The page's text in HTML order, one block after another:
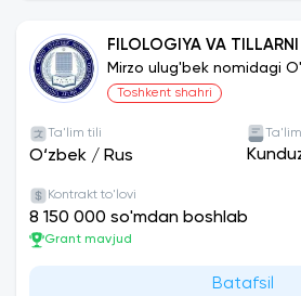
FILOLOGIYA VA
TILI
Mirzo ulug'bek nomidagi
universiteti
Toshkent shahri
Ta'lim tili
O‘zbek / Rus
Kontrakt to'lovi
8 150 000 so'mdan boshlab
Grant mavjud
Batafsil